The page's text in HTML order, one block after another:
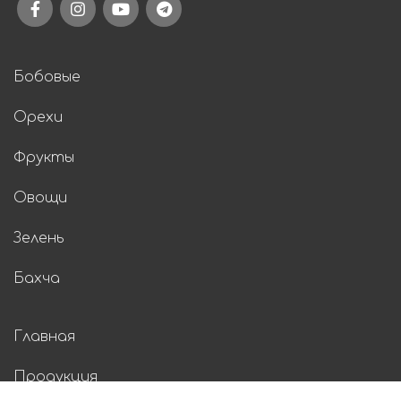
Бобовые
Орехи
Фрукты
Овощи
Зелень
Бахча
Главная
Продукция